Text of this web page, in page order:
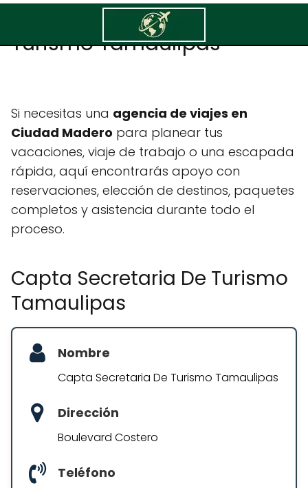
Capta Secretaria De
Turismo Tamaulipas
Si necesitas una agencia de viajes en
Ciudad Madero para planear tus
vacaciones, viaje de trabajo o una escapada
rápida, aquí encontrarás apoyo con
reservaciones, elección de destinos, paquetes
completos y asistencia durante todo el
proceso.
Capta Secretaria De Turismo
Tamaulipas
Nombre
Capta Secretaria De Turismo Tamaulipas
Dirección
Boulevard Costero
Teléfono